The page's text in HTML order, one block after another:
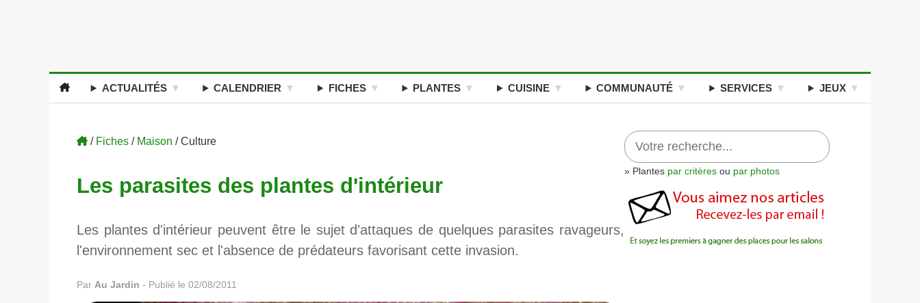
ACTUALITÉS CALENDRIER FICHES PLANTES CUISINE COMMUNAUTÉ SERVICES JEUX
/ Fiches / Maison / Culture
Les parasites des plantes d'intérieur
Les plantes d'intérieur peuvent être le sujet d'attaques de quelques parasites ravageurs,
l'environnement sec et l'absence de prédateurs favorisant cette invasion.
Par Au Jardin - Publié le 02/08/2011
» Plantes par critères ou par photos